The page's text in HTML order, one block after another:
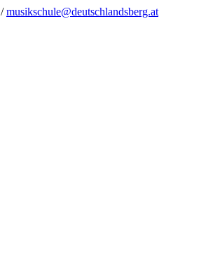
musikschule@deutschlandsberg.at